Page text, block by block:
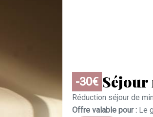
-30€
Réduction séjour de
Offre valable pour : Le